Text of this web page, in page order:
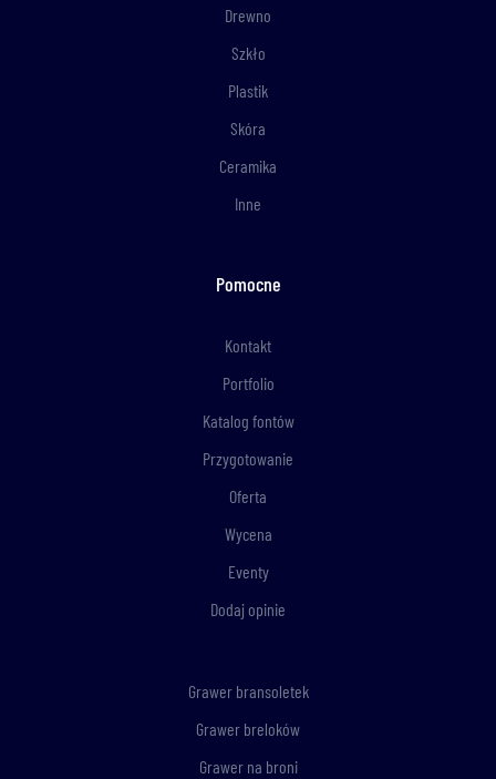
Drewno
Szkło
Plastik
Skóra
Ceramika
Inne
Pomocne
Kontakt
Portfolio
Katalog fontów
Przygotowanie
Oferta
Wycena
Eventy
Dodaj opinie
Grawer bransoletek
Grawer breloków
Grawer na broni